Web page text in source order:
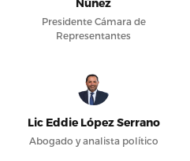
Núñez
Presidente Cámara de
Representantes
Lic Eddie López Serrano
Abogado y analista político